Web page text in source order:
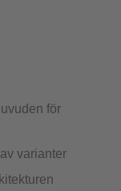
för
varianter